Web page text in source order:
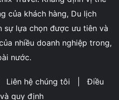
của khách hàng, Du lịch
sự lựa chọn được ưu tiên và
nhiều doanh nghiệp trong,
nước.
Liên hệ chúng tôi |Điều
quy định